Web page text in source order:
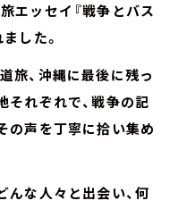
エッセイ『戦争とバス
した。
旅、沖縄に最後に残っ
それぞれで、戦争の記
の声を丁寧に拾い集め
んな人々と出会い、何